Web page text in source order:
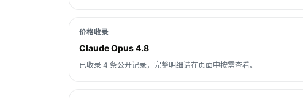
价格收录
Claude Opus 4.8
已收录 4 条公开记录，完整明细请在页面中按需查看。